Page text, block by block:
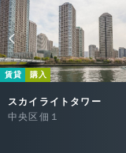
賃貸 購入
スカイライトタワー
中央区佃１